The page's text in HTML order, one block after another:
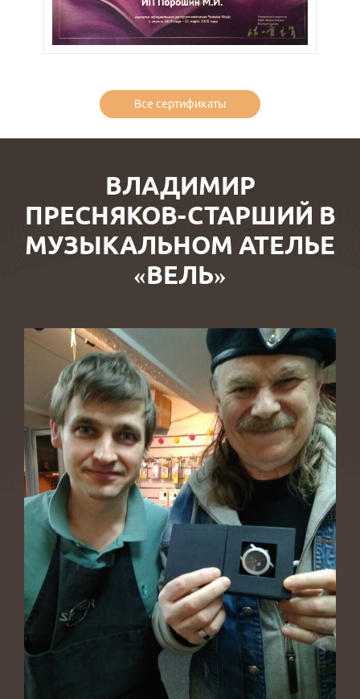
Все сертификаты
ВЛАДИМИР
ПРЕСНЯКОВ-СТАРШИЙ В
МУЗЫКАЛЬНОМ АТЕЛЬЕ
«ВЕЛЬ»